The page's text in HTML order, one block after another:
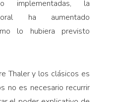
implementadas, la
ha aumentado
lo hubiera previsto
Thaler y los clásicos es
no es necesario recurrir